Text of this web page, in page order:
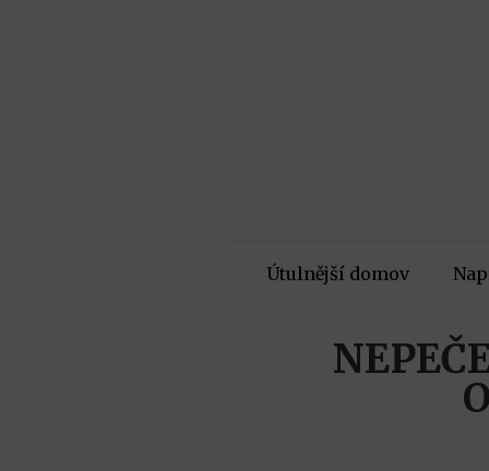
Útulnější domov